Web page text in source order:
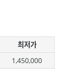
최저가
1,450,000